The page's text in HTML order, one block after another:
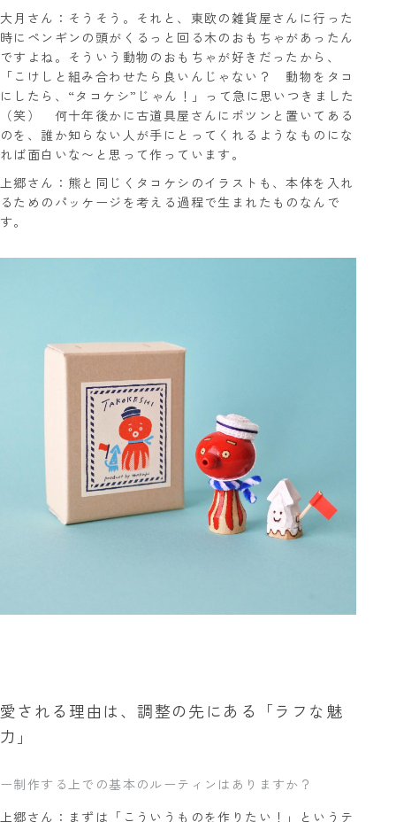
大月さん：そうそう。それと、東欧の雑貨屋さんに行った
時にペンギンの頭がくるっと回る木のおもちゃがあったん
ですよね。そういう動物のおもちゃが好きだったから、
「こけしと組み合わせたら良いんじゃない？ 動物をタコ
にしたら、“タコケシ”じゃん！」って急に思いつきました
（笑） 何十年後かに古道具屋さんにポツンと置いてある
のを、誰か知らない人が手にとってくれるようなものにな
れば面白いな〜と思って作っています。
上郷さん：熊と同じくタコケシのイラストも、本体を入れ
るためのパッケージを考える過程で生まれたものなんで
す。
愛される理由は、調整の先にある「ラフな魅
力」
ー制作する上での基本のルーティンはありますか？
上郷さん：まずは「こういうものを作りたい！」というテ